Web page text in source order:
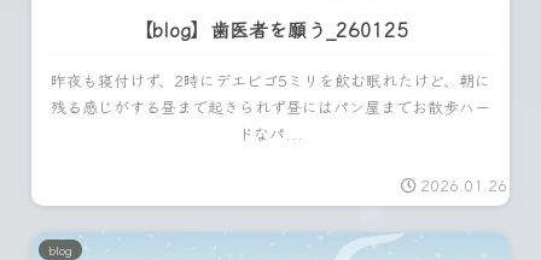
【blog】歯医者を願う_260125
昨夜も寝付けず、2時にデエビゴ5ミリを飲む眠れたけど、朝に
残る感じがする昼まで起きられず昼にはパン屋までお散歩ハー
ドなパ...
2026.01.26
blog